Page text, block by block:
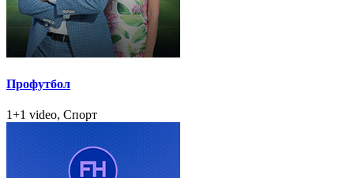
Профутбол
1+1 video, Спорт